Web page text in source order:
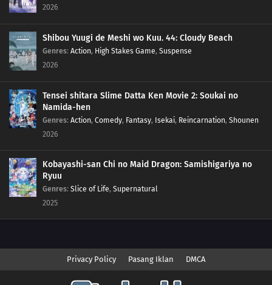
2026
Shibou Yuugi de Meshi wo Kuu. 44: Cloudy Beach
Genres: Action, High Stakes Game, Suspense
2026
Tensei shitara Slime Datta Ken Movie 2: Soukai no
Namida-hen
Genres: Action, Comedy, Fantasy, Isekai, Reincarnation, Shounen
2026
Kobayashi-san Chi no Maid Dragon: Samishigariya no
Ryuu
Genres: Slice of Life, Supernatural
2025
Privacy Policy Pasang Iklan DMCA